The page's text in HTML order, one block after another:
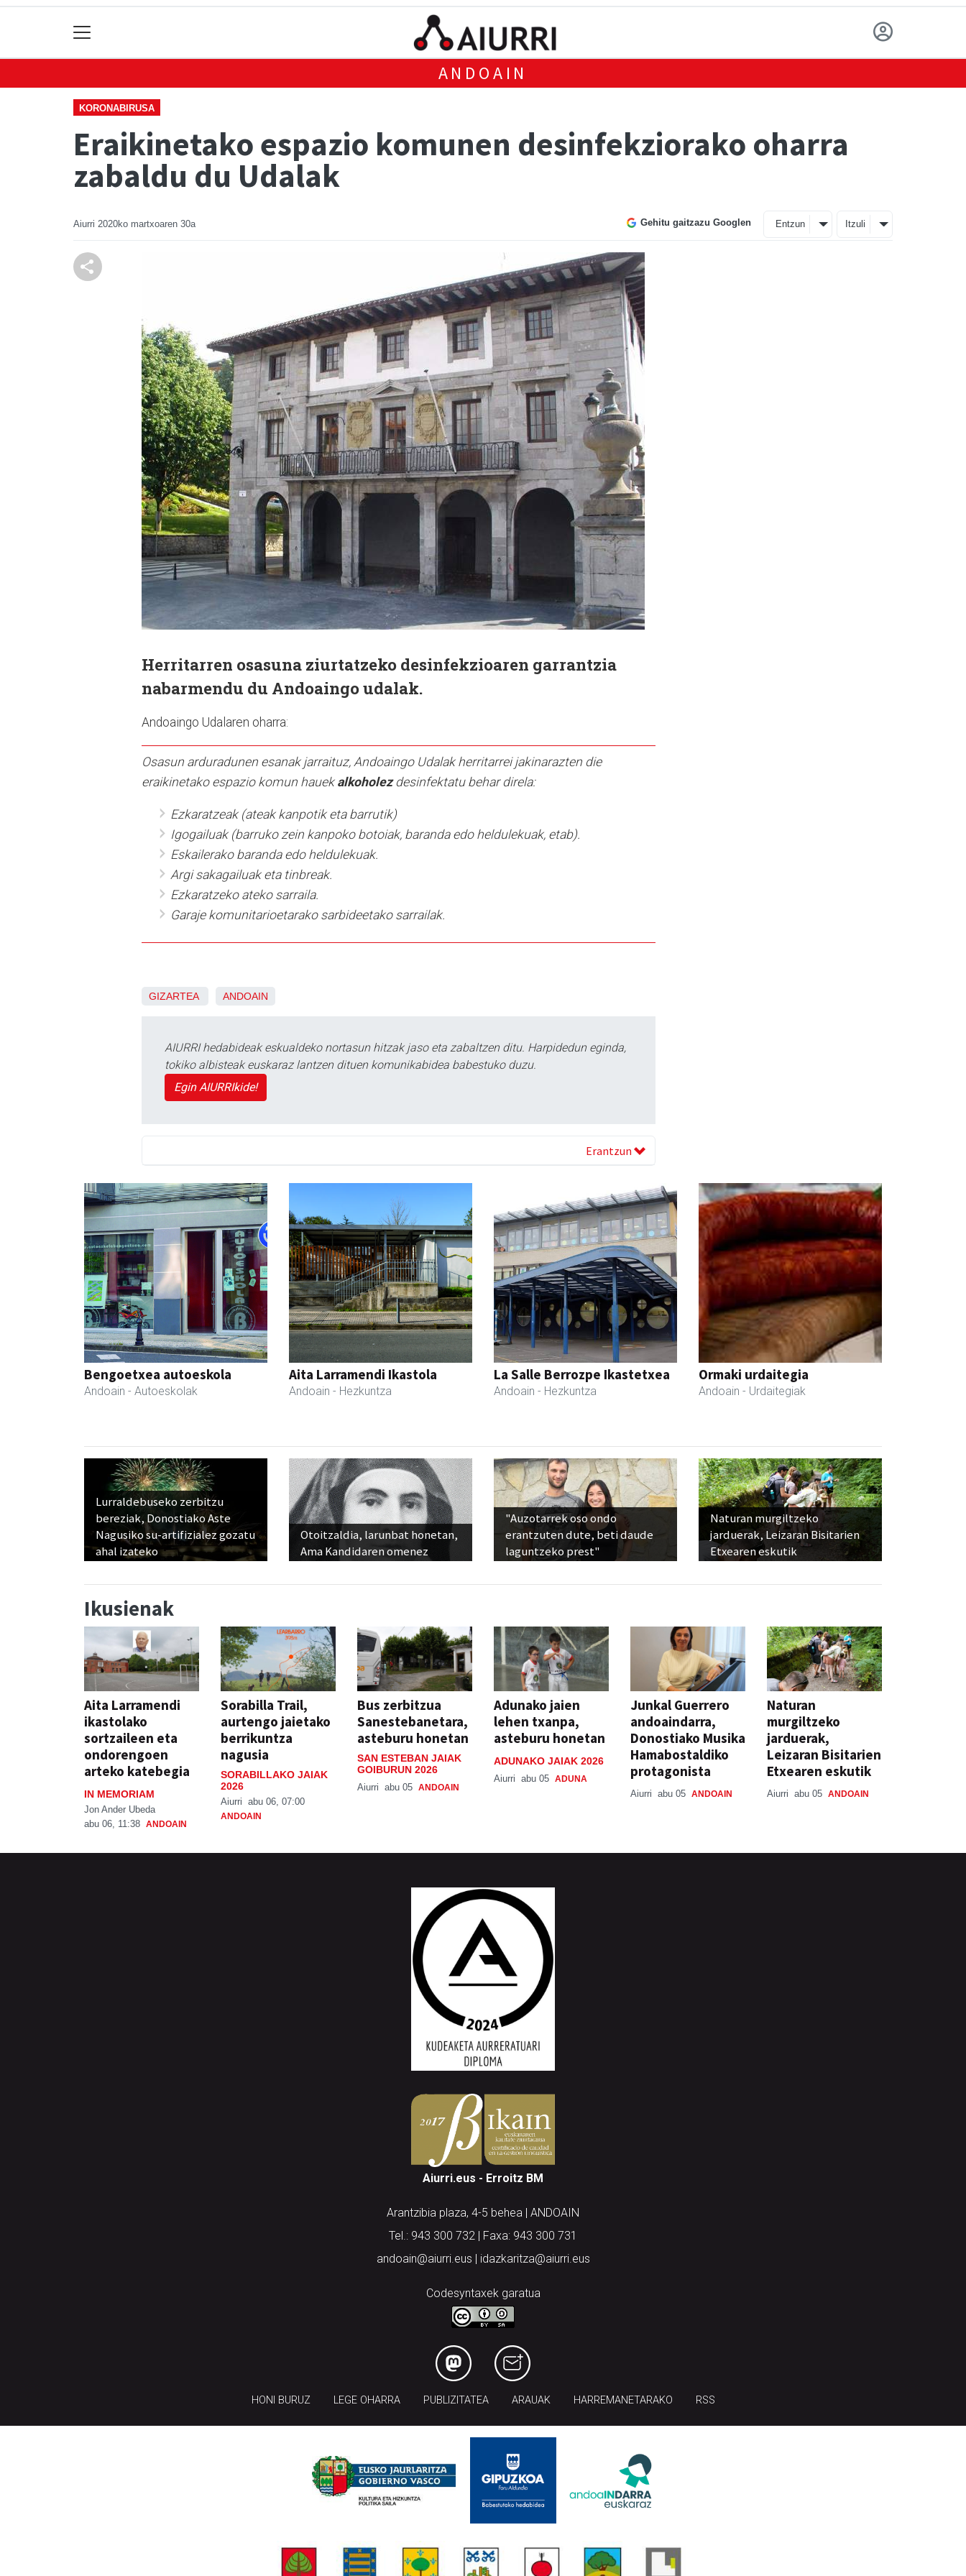
ANDOAIN
KORONABIRUSA
Eraikinetako espazio komunen desinfekziorako oharra
zabaldu du Udalak
Aiurri 2020ko martxoaren 30a Gehitu gaitzazu Googlen Entzun Itzuli
Herritarren osasuna ziurtatzeko desinfekzioaren garrantzia
nabarmendu du Andoaingo udalak.
Andoaingo Udalaren oharra:
Osasun arduradunen esanak jarraituz, Andoaingo Udalak herritarrei jakinarazten die
eraikinetako espazio komun hauek alkoholez desinfektatu behar direla:
Ezkaratzeak (ateak kanpotik eta barrutik)
Igogailuak (barruko zein kanpoko botoiak, baranda edo heldulekuak, etab).
Eskailerako baranda edo heldulekuak.
Argi sakagailuak eta tinbreak.
Ezkaratzeko ateko sarraila.
Garaje komunitarioetarako sarbideetako sarrailak.
GIZARTEA ANDOAIN
AIURRI hedabideak eskualdeko nortasun hitzak jaso eta zabaltzen ditu. Harpidedun eginda,
tokiko albisteak euskaraz lantzen dituen komunikabidea babestuko duzu.
Egin AIURRIkide!
Erantzun
Bengoetxea autoeskola
Andoain - Autoeskolak
Aita Larramendi Ikastola
Andoain - Hezkuntza
La Salle Berrozpe Ikastetxea
Andoain - Hezkuntza
Ormaki urdaitegia
Andoain - Urdaitegiak
Lurraldebuseko zerbitzu
bereziak, Donostiako Aste
Nagusiko su-artifizialez gozatu
ahal izateko
Otoitzaldia, larunbat honetan,
Ama Kandidaren omenez
"Auzotarrek oso ondo
erantzuten dute, beti daude
laguntzeko prest"
Naturan murgiltzeko
jarduerak, Leizaran Bisitarien
Etxearen eskutik
Ikusienak
Aita Larramendi
ikastolako
sortzaileen eta
ondorengoen
arteko katebegia
IN MEMORIAM
Jon Ander Ubeda
abu 06, 11:38 ANDOAIN
Sorabilla Trail,
aurtengo jaietako
berrikuntza
nagusia
SORABILLAKO JAIAK
2026
Aiurri abu 06, 07:00
ANDOAIN
Bus zerbitzua
Sanestebanetara,
asteburu honetan
SAN ESTEBAN JAIAK
GOIBURUN 2026
Aiurri abu 05 ANDOAIN
Adunako jaien
lehen txanpa,
asteburu honetan
ADUNAKO JAIAK 2026
Aiurri abu 05 ADUNA
Junkal Guerrero
andoaindarra,
Donostiako Musika
Hamabostaldiko
protagonista
Aiurri abu 05 ANDOAIN
Naturan
murgiltzeko
jarduerak,
Leizaran Bisitarien
Etxearen eskutik
Aiurri abu 05 ANDOAIN
Aiurri.eus - Erroitz BM
Arantzibia plaza, 4-5 behea | ANDOAIN
Tel.: 943 300 732 | Faxa: 943 300 731
andoain@aiurri.eus | idazkaritza@aiurri.eus
Codesyntaxek garatua
HONI BURUZ LEGE OHARRA PUBLIZITATEA ARAUAK HARREMANETARAKO RSS